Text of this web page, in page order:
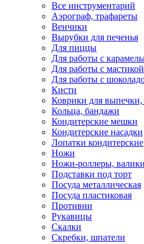
Все инструментарий
Аэрограф, трафареты
Венчики
Вырубки для печенья
Для пиццы
Для работы с
Для работы с мастикой
Для работы с
Кисти
Коврики для выпечки,
Кольца, бандажи
Кондитерские мешки
Кондитерские насадки
Лопатки кондитерские
Ножи
Ножи-роллеры, валики
Подставки под торт
Посуда металлическая
Посуда пластиковая
Противни
Рукавицы
Скалки
Скребки, шпатели